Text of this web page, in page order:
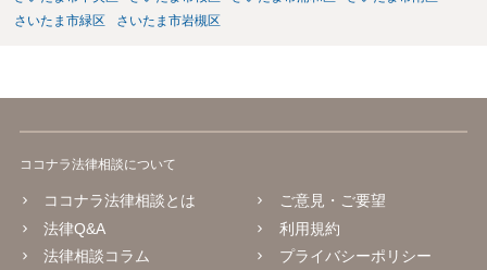
さいたま市緑区
さいたま市岩槻区
ココナラ法律相談について
ココナラ法律相談とは
法律Q&A
法律相談コラム
ご意見・ご要望
利用規約
プライバシーポリシー